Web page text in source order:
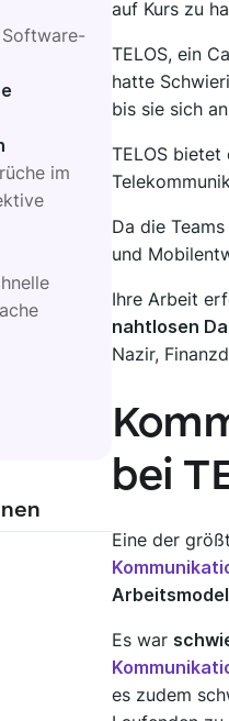
zu den Anforderungen
und deine Tools
im
auf Kurs zu
TELOS, ein
hatte
bis sie sich
TELOS
Da die
und
Ihre Arbeit
nahtlosen
Nazir,
bei
Eine der
Es war
es zudem